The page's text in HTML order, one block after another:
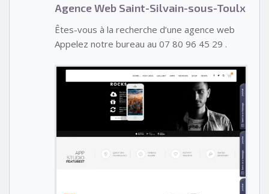
Agence Web Saint-Silvain-sous-Toulx
Êtes-vous à la recherche d’une agence web
Appelez notre bureau au 07 80 96 45 29 .